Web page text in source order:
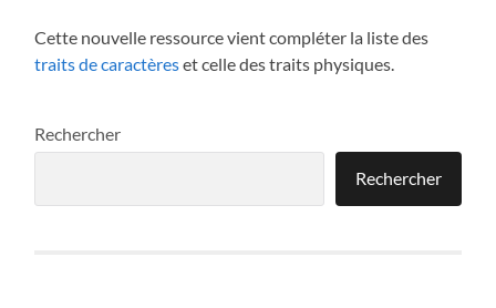
Cette nouvelle ressource vient compléter la liste des
traits de caractèreset celle des traits physiques.
Rechercher
Rechercher